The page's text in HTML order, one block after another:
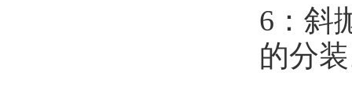
6：斜
的分